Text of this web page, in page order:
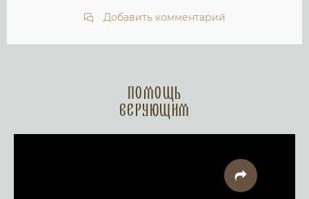
Добавить комментарий
Помощь
верующим